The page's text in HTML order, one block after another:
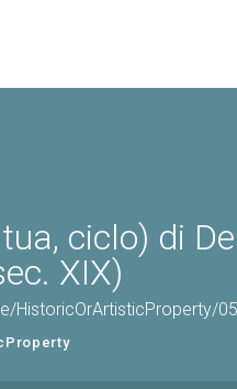
ciclo) di
XIX)
HistoricOrArtisticProperty/